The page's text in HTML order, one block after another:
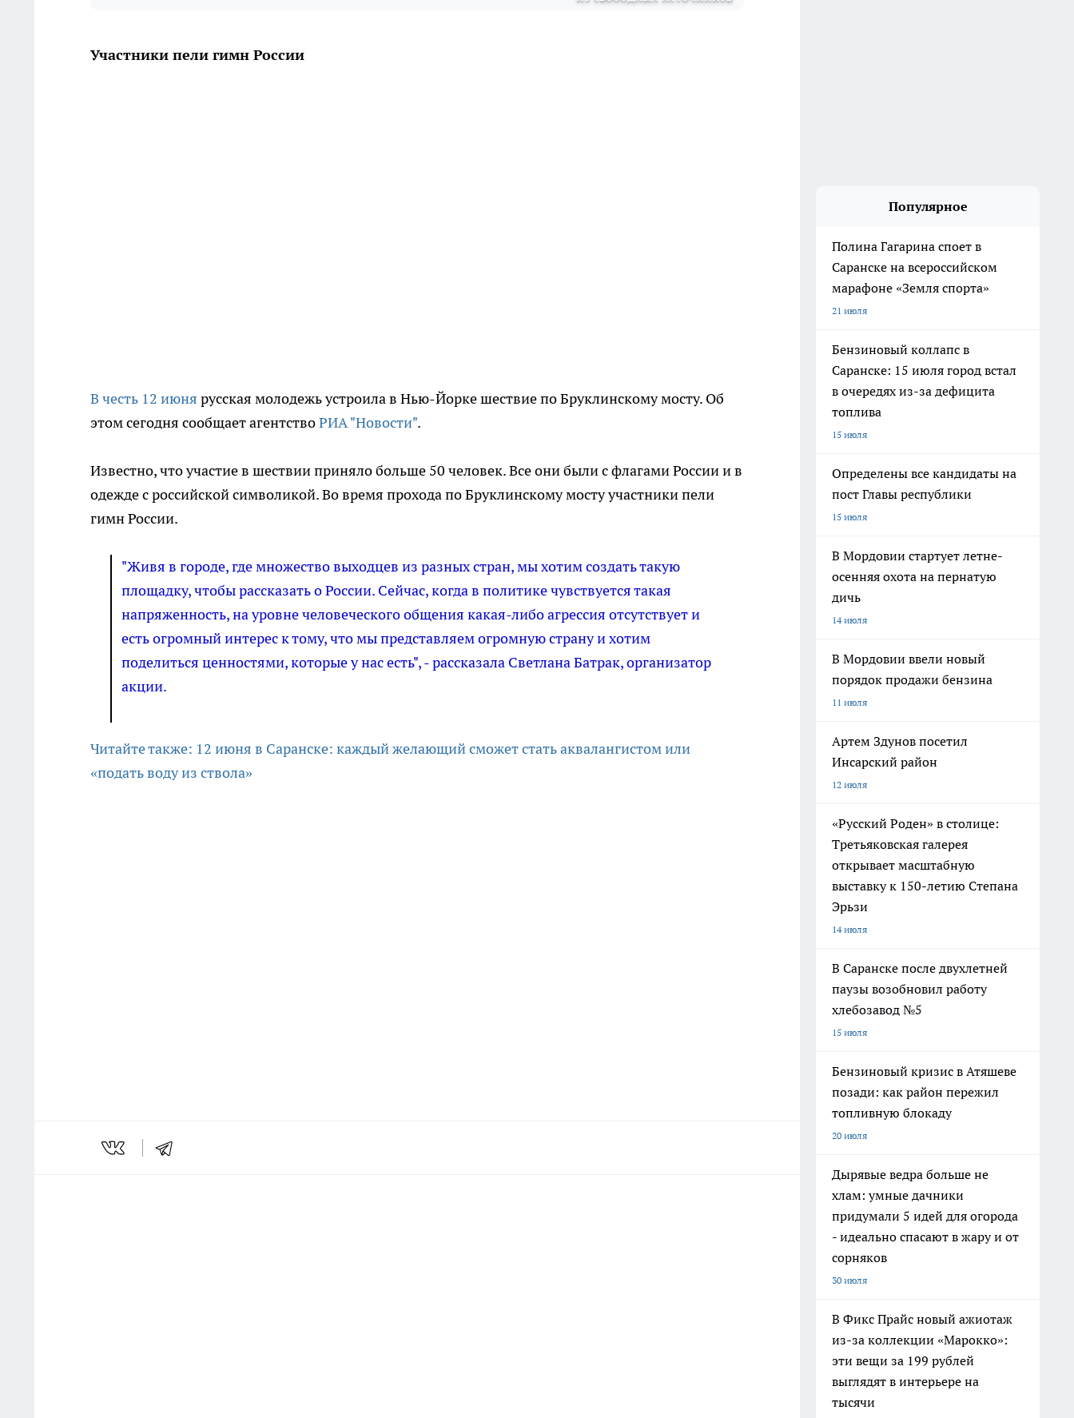
Участники пели гимн России
В честь 12 июня русская молодежь устроила в Нью-Йорке шествие по Бруклинскому мосту. Об
этом сегодня сообщает агентствоРИА "Новости".
Известно, что участие в шествии приняло больше 50 человек. Все они были с флагами России и в
одежде с российской символикой. Во время прохода по Бруклинскому мосту участники пели
гимн России.
"Живя в городе, где множество выходцев из разных стран, мы хотим создать такую
площадку, чтобы рассказать о России. Сейчас, когда в политике чувствуется такая
напряженность, на уровне человеческого общения какая-либо агрессия отсутствует и
есть огромный интерес к тому, что мы представляем огромную страну и хотим
поделиться ценностями, которые у нас есть", - рассказала Светлана Батрак, организатор
акции.
Читайте также: 12 июня в Саранске: каждый желающий сможет стать аквалангистом или
«подать воду из ствола»
Популярное
Полина Гагарина споет в
Саранске на всероссийском
марафоне «Земля спорта»
21 июля
Бензиновый коллапс в
Саранске: 15 июля город встал
в очередях из-за дефицита
топлива
15 июля
Определены все кандидаты на
пост Главы республики
15 июля
В Мордовии стартует летне-
осенняя охота на пернатую
дичь
14 июля
В Мордовии ввели новый
порядок продажи бензина
11 июля
Артем Здунов посетил
Инсарский район
12 июля
«Русский Роден» в столице:
Третьяковская галерея
открывает масштабную
выставку к 150-летию Степана
Эрьзи
14 июля
В Саранске после двухлетней
паузы возобновил работу
хлебозавод №5
15 июля
Бензиновый кризис в Атяшеве
позади: как район пережил
топливную блокаду
20 июля
Дырявые ведра больше не
хлам: умные дачники
придумали 5 идей для огорода
- идеально спасают в жару и от
сорняков
30 июля
В Фикс Прайс новый ажиотаж
из-за коллекции «Марокко»:
эти вещи за 199 рублей
выглядят в интерьере на
тысячи